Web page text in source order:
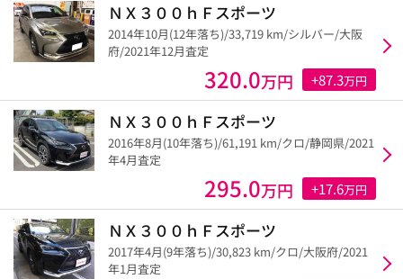
ＮＸ３００ｈＦスポーツ
2014年10月(12年落ち)/33,719 km/シルバー/大阪
府/2021年12月査定
320.0万円 +87.3万円
ＮＸ３００ｈＦスポーツ
2016年8月(10年落ち)/61,191 km/クロ/静岡県/2021
年4月査定
295.0万円 +17.6万円
ＮＸ３００ｈＦスポーツ
2017年4月(9年落ち)/30,823 km/クロ/大阪府/2021
年1月査定